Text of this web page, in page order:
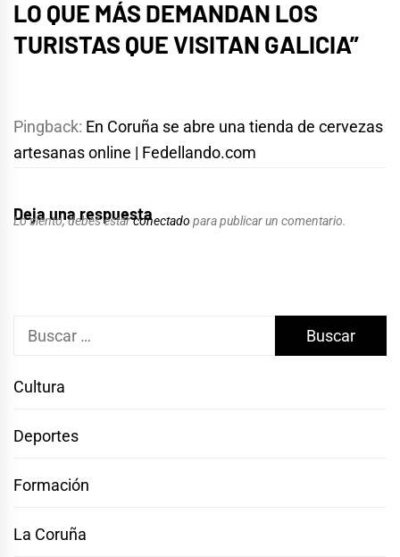
LO QUE MÁS DEMANDAN LOS
TURISTAS QUE VISITAN GALICIA”
Pingback: En Coruña se abre una tienda de cervezas
artesanas online | Fedellando.com
Deja una respuesta
Lo siento, debes estarconectado para publicar un comentario.
Buscar:
Cultura
Deportes
Formación
La Coruña